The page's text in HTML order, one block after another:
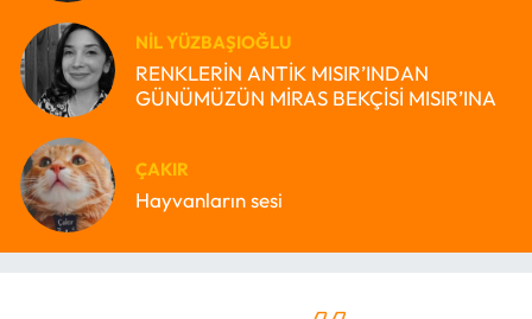
NIL YÜZBAŞIOĞLU
RENKLERİN ANTİK MISIR’INDAN
GÜNÜMÜZÜN MİRAS BEKÇİSİ MISIR’INA
ÇAKIR
Hayvanların sesi